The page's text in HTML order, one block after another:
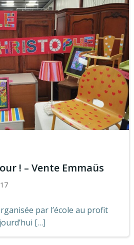
! – Vente Emmaüs
par l’école au profit
[…]